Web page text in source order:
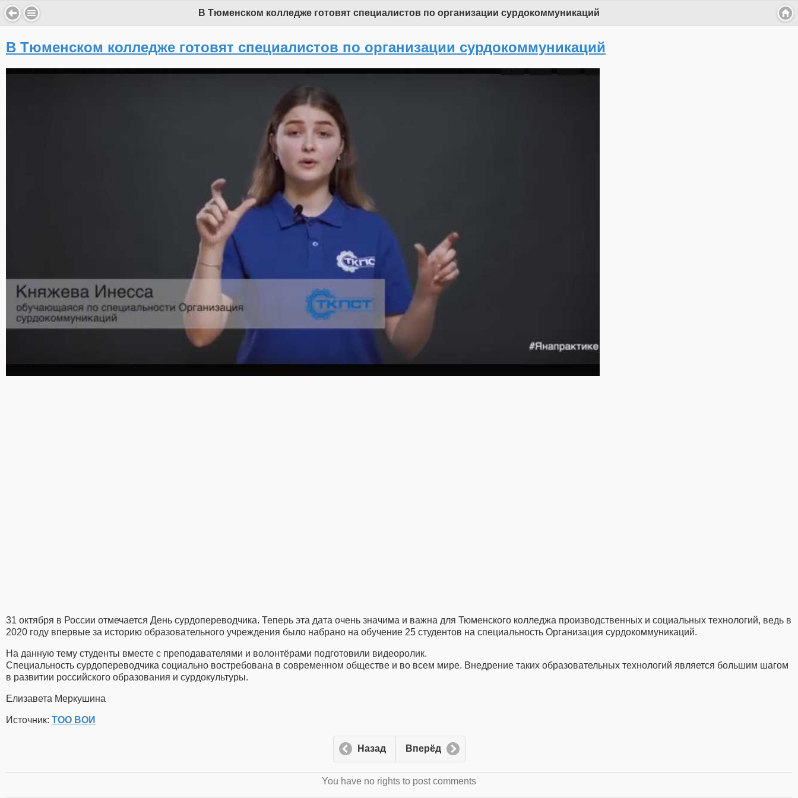
В Тюменском колледже готовят специалистов по организации сурдокоммуникаций
В Тюменском колледже готовят специалистов по организации сурдокоммуникаций
31 октября в России отмечается День сурдопереводчика. Теперь эта дата очень значима и важна для Тюменского колледжа производственных и социальных технологий, ведь в
2020 году впервые за историю образовательного учреждения было набрано на обучение 25 студентов на специальность Организация сурдокоммуникаций.
На данную тему студенты вместе с преподавателями и волонтёрами подготовили видеоролик.
Специальность сурдопереводчика социально востребована в современном обществе и во всем мире. Внедрение таких образовательных технологий является большим шагом
в развитии российского образования и сурдокультуры.
Елизавета Меркушина
Источник: ТОО ВОИ
Назад Вперёд
You have no rights to post comments